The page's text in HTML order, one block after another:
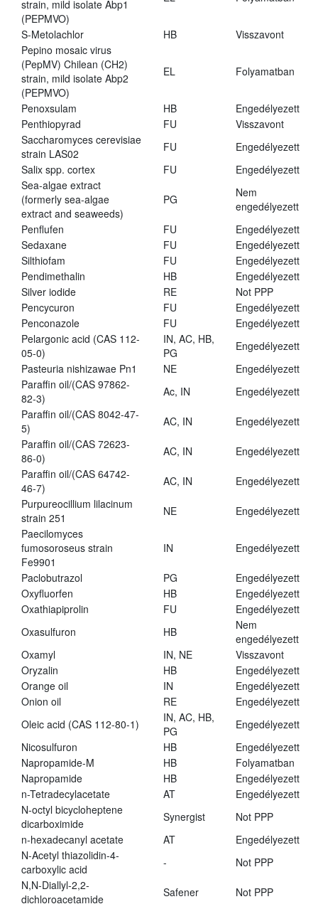
strain, mild isolate Abp1
(PEPMVO)
S-Metolachlor HB
Visszavont
Pepino mosaic virus
(PepMV) Chilean (CH2)
strain, mild isolate Abp2
(PEPMVO)
EL Folyamatban
Penoxsulam HB
Engedélyezett
Penthiopyrad
FU
Visszavont
Saccharomyces cerevisiae
strain LAS02
FU
Engedélyezett
Salix spp. cortex
FU
Engedélyezett
Sea-algae extract
(formerly sea-algae
extract and seaweeds)
PG
Nem
engedélyezett
Penflufen
FU
Engedélyezett
Sedaxane
FU
Engedélyezett
Silthiofam
FU
Engedélyezett
Pendimethalin
HB
Engedélyezett
Silver iodide
RE
Not PPP
Pencycuron
FU
Engedélyezett
Penconazole
FU
Engedélyezett
Pelargonic acid (CAS 112-
05-0)
IN, AC, HB,
PG
Engedélyezett
Pasteuria nishizawae Pn1
NE
Engedélyezett
Paraffin oil/(CAS 97862-
82-3)
Ac, IN
Engedélyezett
Paraffin oil/(CAS 8042-47-
5)
AC, IN
Engedélyezett
Paraffin oil/(CAS 72623-
86-0)
AC, IN
Engedélyezett
Paraffin oil/(CAS 64742-
46-7)
AC, IN
Engedélyezett
Purpureocillium lilacinum
strain 251
NE
Engedélyezett
Paecilomyces
fumosoroseus strain
Fe9901
IN Engedélyezett
Paclobutrazol PG
Engedélyezett
Oxyfluorfen
HB
Engedélyezett
Oxathiapiprolin
FU
Engedélyezett
Oxasulfuron
HB
Nem
engedélyezett
Oxamyl
IN, NE
Visszavont
Oryzalin
HB
Engedélyezett
Orange oil
IN
Engedélyezett
Onion oil
RE
Engedélyezett
Oleic acid (CAS 112-80-1)
IN, AC, HB,
PG
Engedélyezett
Nicosulfuron
HB
Engedélyezett
Napropamide-M
HB
Folyamatban
Napropamide
HB
Engedélyezett
n-Tetradecylacetate
AT
Engedélyezett
N-octyl bicycloheptene
dicarboximide
Synergist
Not PPP
n-hexadecanyl acetate
AT
Engedélyezett
N-Acetyl thiazolidin-4-
carboxylic acid
-
Not PPP
N,N-Diallyl-2,2-
dichloroacetamide
Safener
Not PPP